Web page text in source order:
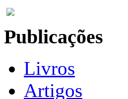
Publicações
Livros
Artigos